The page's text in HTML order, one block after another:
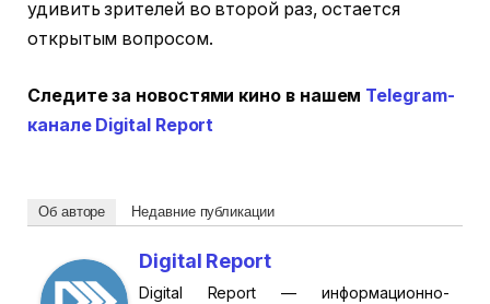
удивить зрителей во второй раз, остается
открытым вопросом.
Следите за новостями кино в нашем Telegram-
канале Digital Report
Об авторе Недавние публикации
Digital Report
Digital Report — информационно-